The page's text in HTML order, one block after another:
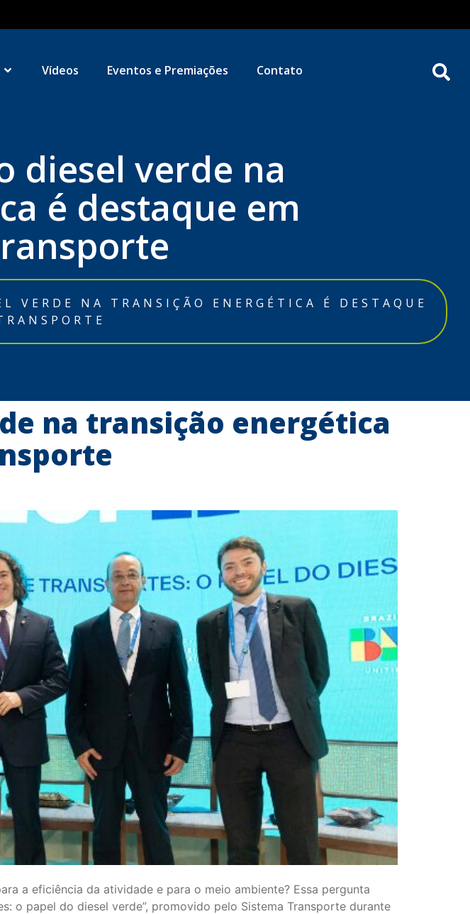
Vídeos Eventos e Premiações Contato
diesel verde na
é destaque em
VERDE NA TRANSIÇÃO ENERGÉTICA É DESTAQUE
na transição energética
a eficiência da atividade e para o meio ambiente? Essa pergunta
o papel do diesel verde”, promovido pelo Sistema Transporte durante